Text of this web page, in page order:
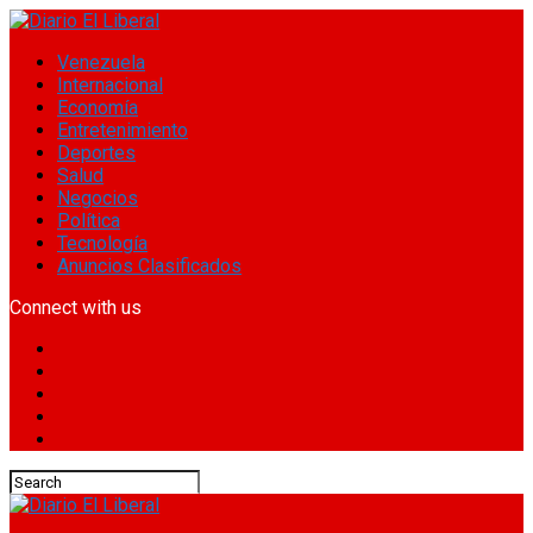
Venezuela
Internacional
Economía
Entretenimiento
Deportes
Salud
Negocios
Política
Tecnología
Anuncios Clasificados
Connect with us